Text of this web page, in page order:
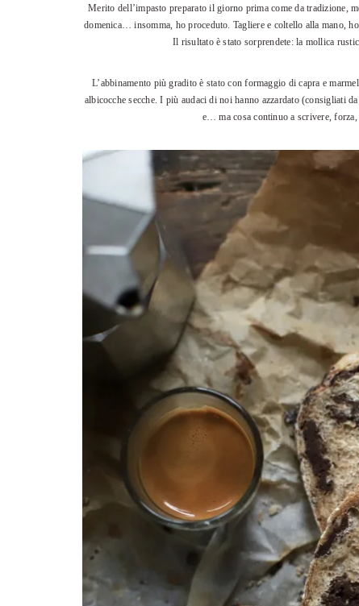
Merito dell’impasto preparato il giorno prima come da tradizione,
domenica… insomma, ho proceduto. Tagliere e coltello alla mano,
Il risultato è stato sorprendete: la mollica
L’abbinamento più gradito è stato con formaggio di capra e
albicocche secche. I più audaci di noi hanno azzardato (consigliati
e… ma cosa continuo a scrivere,